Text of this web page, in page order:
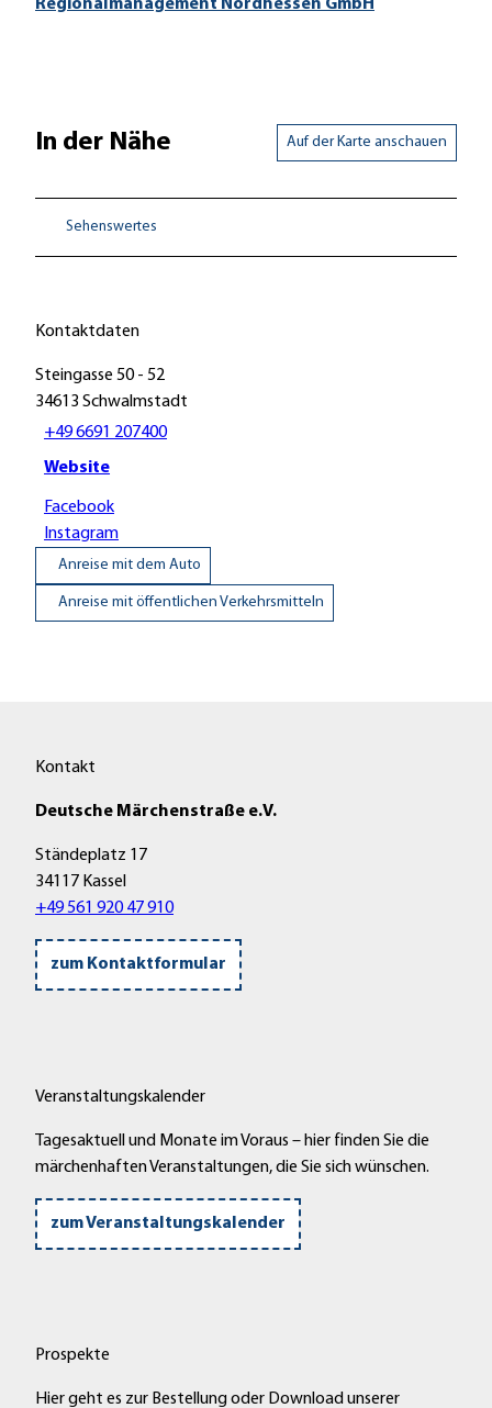
Regionalmanagement Nordhessen GmbH
In der Nähe Auf der Karte anschauen
Sehenswertes
Kontaktdaten
Steingasse 50 - 52
34613 Schwalmstadt
+49 6691 207400
Website
Facebook
Instagram
Anreise mit dem Auto
Anreise mit öffentlichen Verkehrsmitteln
Kontakt
Deutsche Märchenstraße e.V.
Ständeplatz 17
34117 Kassel
+49 561 920 47 910
zum Kontaktformular
Veranstaltungskalender
Tagesaktuell und Monate im Voraus – hier finden Sie die
märchenhaften Veranstaltungen, die Sie sich wünschen.
zum Veranstaltungskalender
Prospekte
Hier geht es zur Bestellung oder Download unserer